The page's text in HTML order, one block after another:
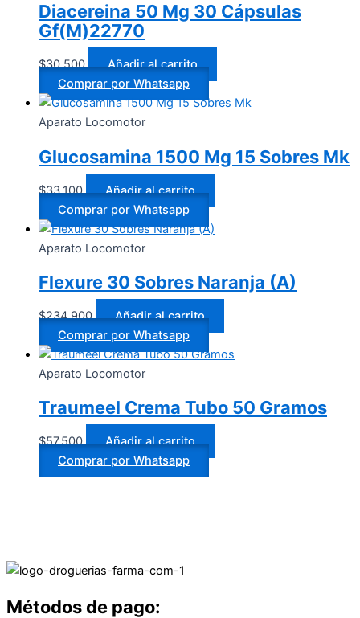
Diacereina 50 Mg 30 Cápsulas
Gf(M)22770
$30.500
Añadir al carrito
Comprar por Whatsapp
Aparato Locomotor
Glucosamina 1500 Mg 15 Sobres Mk
$33.100
Añadir al carrito
Comprar por Whatsapp
Aparato Locomotor
Flexure 30 Sobres Naranja (A)
$234.900
Añadir al carrito
Comprar por Whatsapp
Aparato Locomotor
Traumeel Crema Tubo 50 Gramos
$57.500
Añadir al carrito
Comprar por Whatsapp
Métodos de pago: